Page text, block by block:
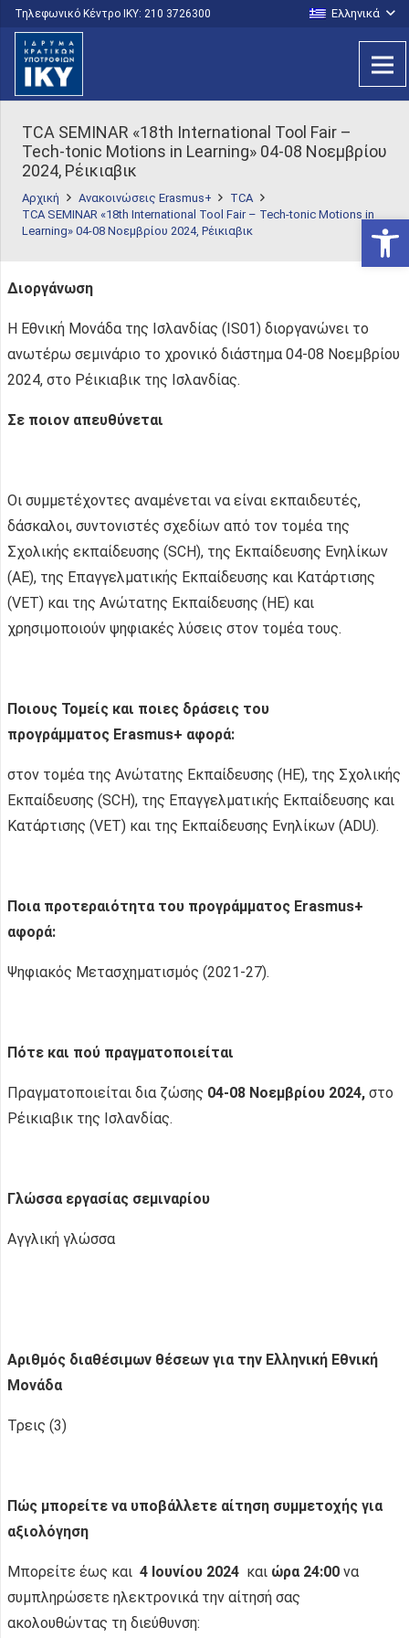
Τηλεφωνικό Κέντρο IKY: 210 3726300 Ελληνικά
TCA SEMINAR «18th International Tool Fair –
Tech-tonic Motions in Learning» 04-08 Noεμβρίου
2024, Ρέικιαβικ
Αρχική Ανακοινώσεις Erasmus+
TCA
TCA SEMINAR «18th International Tool Fair – Tech-tonic Motions in
Learning» 04-08 Noεμβρίου 2024, Ρέικιαβικ
Διοργάνωση
Η Εθνική Μονάδα της Ισλανδίας (IS01) διοργανώνει το
ανωτέρω σεμινάριο το χρονικό διάστημα 04-08 Νοεμβρίου
2024, στο Ρέικιαβικ της Ισλανδίας.
Σε ποιον απευθύνεται
Οι συμμετέχοντες αναμένεται να είναι εκπαιδευτές,
δάσκαλοι, συντονιστές σχεδίων από τον τομέα της
Σχολικής εκπαίδευσης (SCH), της Εκπαίδευσης Ενηλίκων
(AE), της Επαγγελματικής Εκπαίδευσης και Κατάρτισης
(VET) και της Ανώτατης Εκπαίδευσης (ΗΕ) και
χρησιμοποιούν ψηφιακές λύσεις στον τομέα τους.
Ποιους Τομείς και ποιες δράσεις του
προγράμματος Erasmus+ αφορά:
στον τομέα της Ανώτατης Εκπαίδευσης (ΗΕ), της Σχολικής
Εκπαίδευσης (SCH), της Επαγγελματικής Εκπαίδευσης και
Κατάρτισης (VET) και της Εκπαίδευσης Ενηλίκων (ADU).
Ποια προτεραιότητα του προγράμματος Erasmus+
αφορά:
Ψηφιακός Μετασχηματισμός (2021-27).
Πότε και πού πραγματοποιείται
Πραγματοποιείται δια ζώσης 04-08 Νοεμβρίου 2024, στο
Ρέικιαβικ της Ισλανδίας.
Γλώσσα εργασίας σεμιναρίου
Αγγλική γλώσσα
Αριθμός διαθέσιμων θέσεων για την Ελληνική Εθνική
Μονάδα
Τρεις (3)
Πώς μπορείτε να υποβάλλετε αίτηση συμμετοχής για
αξιολόγηση
Μπορείτε έως και 4 Ιουνίου 2024 και ώρα 24:00 να
συμπληρώσετε ηλεκτρονικά την αίτησή σας
ακολουθώντας τη διεύθυνση: